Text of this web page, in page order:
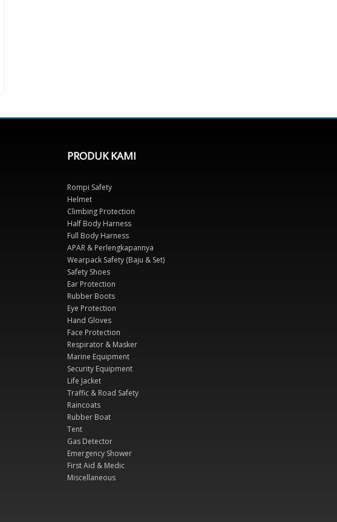
PRODUK KAMI
Rompi Safety
Helmet
Climbing Protection
Half Body Harness
Full Body Harness
APAR & Perlengkapannya
Wearpack Safety (Baju & Set)
Safety Shoes
Ear Protection
Rubber Boots
Eye Protection
Hand Gloves
Face Protection
Respirator & Masker
Marine Equipment
Security Equipment
Life Jacket
Traffic & Road Safety
Raincoats
Rubber Boat
Tent
Gas Detector
Emergency Shower
First Aid & Medic
Miscellaneous